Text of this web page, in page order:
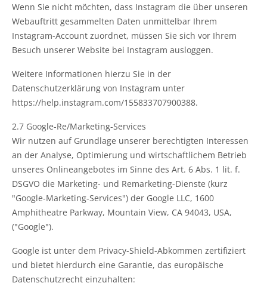
Wenn Sie nicht möchten, dass Instagram die über unseren
Webauftritt gesammelten Daten unmittelbar Ihrem
Instagram-Account zuordnet, müssen Sie sich vor Ihrem
Besuch unserer Website bei Instagram ausloggen.
Weitere Informationen hierzu Sie in der
Datenschutzerklärung von Instagram unter
https://help.instagram.com/155833707900388.
2.7 Google-Re/Marketing-Services
Wir nutzen auf Grundlage unserer berechtigten Interessen
an der Analyse, Optimierung und wirtschaftlichem Betrieb
unseres Onlineangebotes im Sinne des Art. 6 Abs. 1 lit. f.
DSGVO die Marketing- und Remarketing-Dienste (kurz
"Google-Marketing-Services") der Google LLC, 1600
Amphitheatre Parkway, Mountain View, CA 94043, USA,
("Google").
Google ist unter dem Privacy-Shield-Abkommen zertifiziert
und bietet hierdurch eine Garantie, das europäische
Datenschutzrecht einzuhalten: